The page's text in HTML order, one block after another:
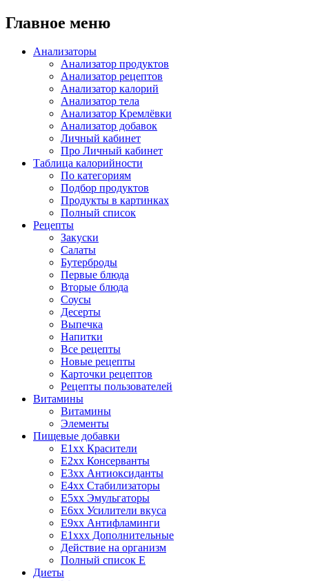
Главное меню
Анализаторы
Анализатор продуктов
Анализатор рецептов
Анализатор калорий
Анализатор тела
Анализатор Кремлёвки
Анализатор добавок
Личный кабинет
Про Личный кабинет
Таблица калорийности
По категориям
Подбор продуктов
Продукты в картинках
Полный список
Рецепты
Закуски
Салаты
Бутерброды
Первые блюда
Вторые блюда
Соусы
Десерты
Выпечка
Напитки
Все рецепты
Новые рецепты
Карточки рецептов
Рецепты пользователей
Витамины
Витамины
Элементы
Пищевые добавки
E1xx Красители
E2xx Консерванты
E3xx Антиоксиданты
E4xx Стабилизаторы
E5xx Эмульгаторы
E6xx Усилители вкуса
E9xx Антифламинги
E1xxx Дополнительные
Действие на организм
Полный список E
Диеты